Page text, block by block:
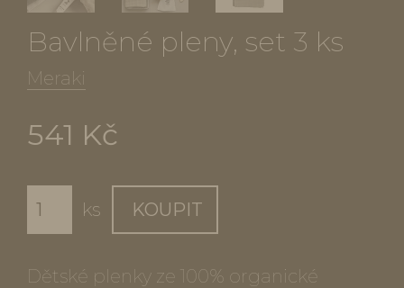
Bavlněné pleny, set 3 ks
Meraki
541 Kč
ks KOUPIT
Dětské plenky ze 100% organické